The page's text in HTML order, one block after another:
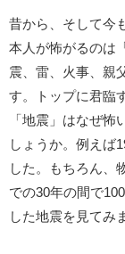
昔から、そして今
本人が怖がるのは
震、雷、火事、親
す。トップに君臨
「地震」はなぜ怖
しょうか。例えば
した。もちろん、
での30年の間で
した地震を見てみ